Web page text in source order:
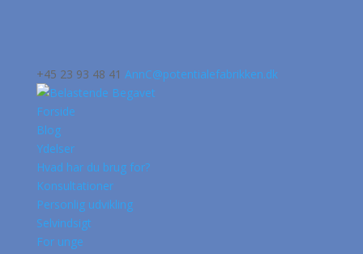
+45 23 93 48 41 AnnC@potentialefabrikken.dk
Forside
Blog
Ydelser
Hvad har du brug for?
Konsultationer
Personlig udvikling
Selvindsigt
For unge